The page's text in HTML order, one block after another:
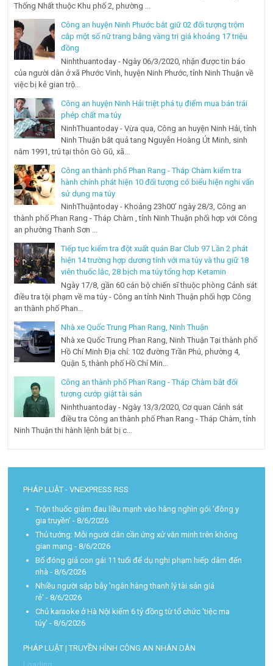
Thống Nhất thuộc Khu phố 2, phường ...
Công an huyện Ninh Phước bắt giữ 02 đối tượng trộm
cắp một số nữ trang bằng vàng trị giá khoảng 17 triệu
đồng
Ninhthuantoday - Ngày 06/3/2020, nhận được tin báo
của người dân ở xã Phước Vinh, huyện Ninh Phước, tỉnh Ninh Thuận về
việc bị kẻ gian trộ...
Công an huyện Ninh Hải triệt phá tụ điểm mua bán trái
phép chất ma túy
NinhThuantoday - Vừa qua, Công an huyện Ninh Hải, tỉnh
Ninh Thuận bắt quả tang Nguyễn Hoàng Út Minh, sinh
năm 1991, trú tại thôn Gò Gũ, xã...
Công an thành phố Phan Rang - Tháp Chàm kiểm tra
hành chính phát hiện 10 đối tượng có biểu hiện nghi vấn
sử dụng ma túy
NinhThuậntoday - Khoảng 23h00’ ngày 28/3, Công an
thành phố Phan Rang - Tháp Chàm , tỉnh Ninh Thuận phối hợp với Công
an phường Thanh Sơn ...
Tiếp tục kiểm tra đột xuất quán Bar Club 97 Lần 2 phát
hiện 14 trường hợp dương tính với ma túy và thu giữ 18
viên thuốc lắc, 28 bịch ma túy tổng hợp Ketamin
Ngày 17/8, gần 60 cán bộ chiến sĩ thuộc phòng Cảnh sát
điều tra tội phạm về ma túy - Công an tỉnh Ninh Thuận phối hợp Công
an thành phố Phan...
Nhà xe Quốc Trung Phan Rang, Ninh Thuận
Nhà xe Quốc Trung Phan Rang, Ninh Thuận Tại thành phố
Hồ Chí Minh Địa chỉ: 102 đường Trần Phú, phường 4,
Quận 5, thành phố Hồ Chí Min...
Công an thành phố Phan Rang - Tháp Chàm bắt đối
tượng cướp giật tài sản
Ninhthuantoday - Ngày 13/3/2020, Cơ quan Cảnh sát
điều tra Công an thành phố Phan Rang - Tháp Chàm, tỉnh
Ninh Thuận thi hành lệnh bắt bị c...
PHÁP LUẬT - VNEXPRESS RSS
Trộn thuốc giảm đau liều mạnh vào hàng nghìn gói 'đông y
gia truyền' - 8/6/2026
Thủ tướng: Mỗi người dân cần ứng xử văn minh trên không
gian mạng - 8/6/2026
Bố đóng giả con gái 11 tuổi để dụ nghi phạm hiếp dâm đến
nhà - 8/6/2026
Nhiều người sập bẫy 'ngân hàng thanh lý tài sản giá
rẻ' - 8/6/2026
Chủ karaoke ở Hà Nội kiếm 6 tỷ đồng từ tổ chức 'tiệc ma
túy' - 8/6/2026
PHÁP LUẬT | TRUYỀN HÌNH CÔNG AN NHÂN DÂN